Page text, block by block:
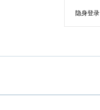
隐身登录